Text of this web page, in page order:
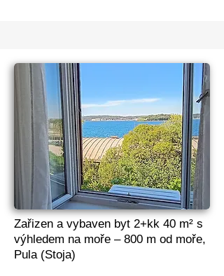
Zařizen a vybaven byt 2+kk 40 m² s
výhledem na moře – 800 m od moře,
Pula (Stoja)